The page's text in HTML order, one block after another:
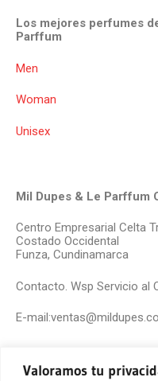
Valoramos tu
Los mejores perfumes
Parffum
Men
Woman
Unisex
Mil Dupes & Le Parffum
Centro Empresarial Celta
Costado Occidental
Funza, Cundinamarca
Contacto. Wsp Servicio al
E-